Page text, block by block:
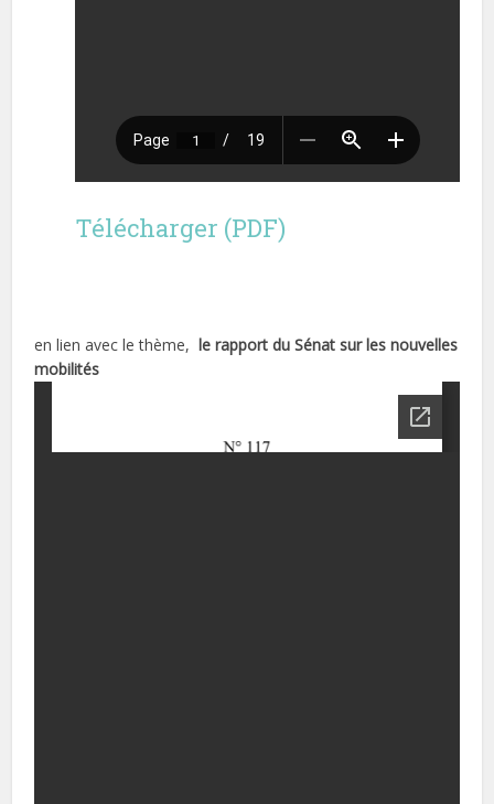
Télécharger (PDF)
en lien avec le thème, le rapport du Sénat sur les nouvelles
mobilités